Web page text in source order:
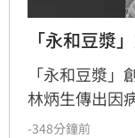
「永和豆漿
「永和豆漿
林炳生傳出因
本集團今（8
-348分鐘前